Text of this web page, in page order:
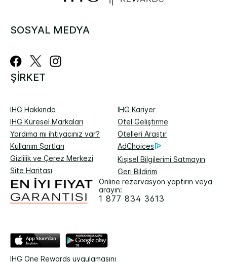
SOSYAL MEDYA
ŞIRKET
IHG Hakkında
IHG Kariyer
IHG Küresel Markaları
Otel Geliştirme
Yardıma mı ihtiyacınız var?
Otelleri Araştır
Kullanım Şartları
AdChoices
Gizlilik ve Çerez Merkezi
Kişisel Bilgilerimi Satmayın
Site Haritası
Geri Bildirim
Online rezervasyon yaptırın veya
arayın:
1 877 834 3613
IHG One Rewards uygulamasını